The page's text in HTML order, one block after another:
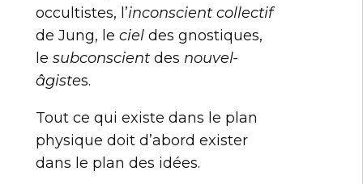
occultistes, l’inconscient collectif
de Jung, le ciel des gnostiques,
le subconscient des nouvel-
âgistes.
Tout ce qui existe dans le plan
physique doit d’abord exister
dans le plan des idées.